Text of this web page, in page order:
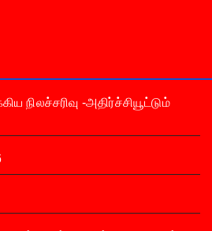
நிலச்சரிவு -அதிர்ச்சியூட்டும்